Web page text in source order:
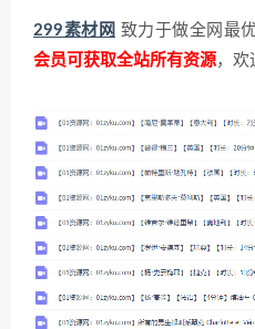
299素材网 致力于做全网最
会员可获取全站所有资源，欢